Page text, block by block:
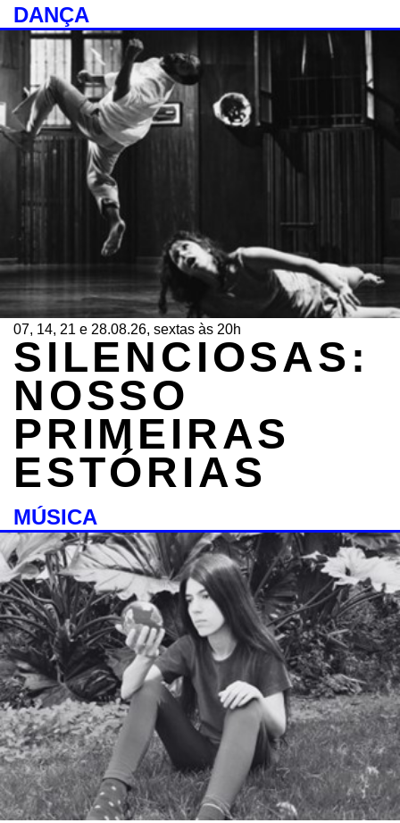
DANÇA
07, 14, 21 e 28.08.26, sextas às 20h
SILENCIOSAS:
NOSSO
PRIMEIRAS
ESTÓRIAS
MÚSICA